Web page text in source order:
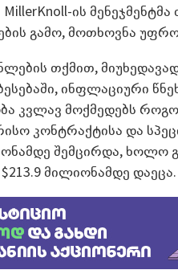
ის
გამო, მოთხოვნა
თქმით,
ინფლაციური
კვლავ მოქმედებს
კონტრაქტისა და
შემცირდა,
მილიონამდე დაეცა.